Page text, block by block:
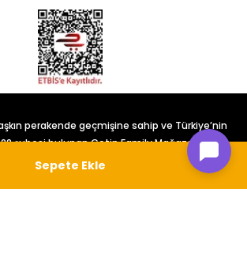
perakende geçmişine sahip ve Türkiye’nin
şubesi bulunan Çetin Family Mağazacılık
tarafından kurulmuştur.